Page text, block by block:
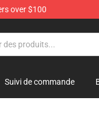
over $100
Suivi de commande